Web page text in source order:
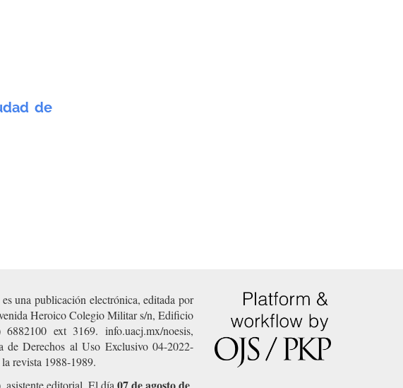
de
una publicación electrónica, editada por
Heroico Colegio Militar s/n, Edificio
ext 3169. info.uacj.mx/noesis,
de Derechos al Uso Exclusivo 04-2022-
revista 1988-1989.
asistente editorial. El día 07 de agosto de